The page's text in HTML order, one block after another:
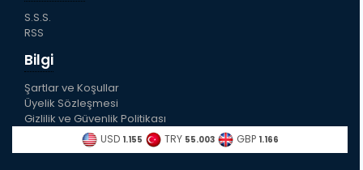
S.S.S.
RSS
Bilgi
Şartlar ve Koşullar
Üyelik Sözleşmesi
Gizlilik ve Güvenlik Politikası
USD 1.155 TRY 55.003 GBP 1.166